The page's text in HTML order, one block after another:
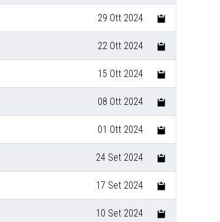
29 Ott 2024
22 Ott 2024
15 Ott 2024
08 Ott 2024
01 Ott 2024
24 Set 2024
17 Set 2024
10 Set 2024